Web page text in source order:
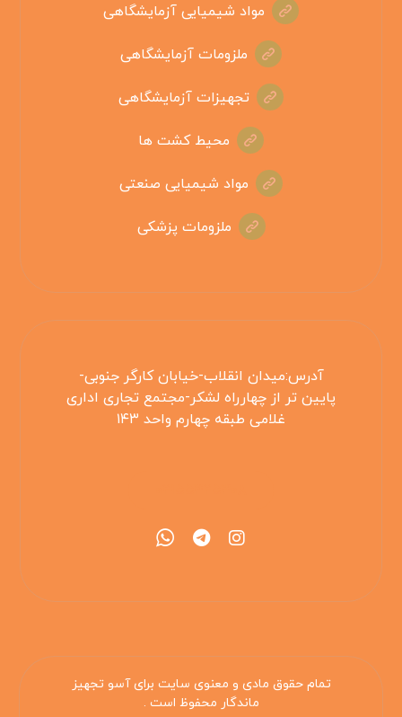
مواد شیمیایی آزمایشگاهی
ملزومات آزمایشگاهی
تجهیزات آزمایشگاهی
محیط کشت ها
مواد شیمیایی صنعتی
ملزومات پزشکی
آدرس:میدان انقلاب-خیابان کارگر جنوبی-
پایین تر از چهارراه لشکر-مجتمع تجاری اداری
غلامی طبقه چهارم واحد ۱۴۳
تمام حقوق مادی و معنوی سایت برای آسو تجهیز
ماندگار محفوظ است .